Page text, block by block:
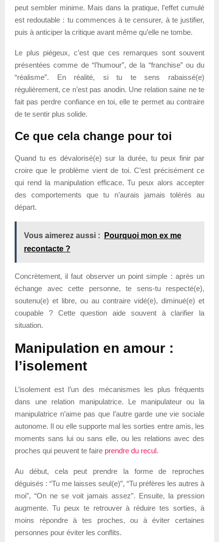
peut sembler minime. Mais dans la pratique, l’effet cumulé
est redoutable : tu commences à te censurer, à te justifier,
puis à anticiper la critique avant même qu’elle ne tombe.
Le plus piégeux, c’est que ces remarques sont souvent
présentées comme de “l’humour”, de la “franchise” ou du
“réalisme”. En réalité, si tu te sens rabaissé(e)
régulièrement, ce n’est pas anodin. Une relation saine ne te
fait pas perdre confiance en toi, elle te permet au contraire
de te sentir plus solide.
Ce que cela change pour toi
Quand tu es dévalorisé(e) sur la durée, tu peux finir par
croire que le problème vient de toi. C’est précisément ce
qui rend la manipulation efficace. Tu peux alors accepter
des comportements que tu n’aurais jamais tolérés au
départ.
Vous aimerez aussi :
Pourquoi mon ex me
recontacte ?
Concrètement, il faut observer un point simple : après un
échange avec cette personne, te sens-tu respecté(e),
soutenu(e) et libre, ou au contraire vidé(e), diminué(e) et
coupable ? Cette question aide souvent à clarifier la
situation.
Manipulation en amour :
l’isolement
L’isolement est l’un des mécanismes les plus fréquents
dans une relation manipulatrice. Le manipulateur ou la
manipulatrice n’aime pas que l’autre garde une vie sociale
autonome. Il ou elle supporte mal les sorties entre amis, les
moments sans lui ou sans elle, ou les relations avec des
proches qui peuvent te faire prendre du recul.
Au début, cela peut prendre la forme de reproches
déguisés : “Tu me laisses seul(e)”, “Tu préfères les autres à
moi”, “On ne se voit jamais assez”. Ensuite, la pression
augmente. Tu peux te retrouver à réduire tes sorties, à
moins répondre à tes proches, ou à éviter certaines
personnes pour éviter les conflits.